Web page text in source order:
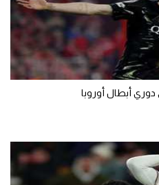
دوري أبطال أوروبا